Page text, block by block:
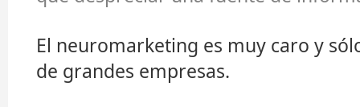
El neuromarketing es muy caro y
de grandes empresas.